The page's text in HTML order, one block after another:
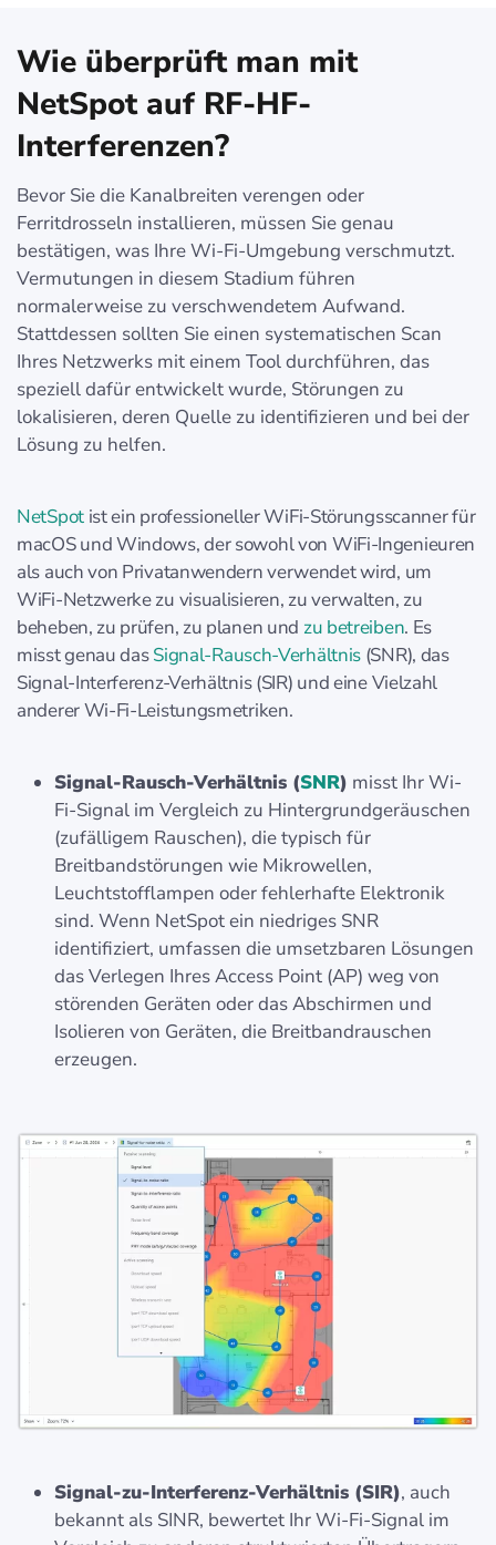
Wie überprüft man mit
NetSpot auf RF-HF-
Interferenzen?
Bevor Sie die Kanalbreiten verengen oder
Ferritdrosseln installieren, müssen Sie genau
bestätigen, was Ihre Wi-Fi-Umgebung verschmutzt.
Vermutungen in diesem Stadium führen
normalerweise zu verschwendetem Aufwand.
Stattdessen sollten Sie einen systematischen Scan
Ihres Netzwerks mit einem Tool durchführen, das
speziell dafür entwickelt wurde, Störungen zu
lokalisieren, deren Quelle zu identifizieren und bei der
Lösung zu helfen.
NetSpotist ein professioneller WiFi-Störungsscanner für
macOS und Windows, der sowohl von WiFi-Ingenieuren
als auch von Privatanwendern verwendet wird, um
WiFi-Netzwerke zu visualisieren, zu verwalten, zu
beheben, zu prüfen, zu planen und zu betreiben. Es
misst genau dasSignal-Rausch-Verhältnis (SNR), das
Signal-Interferenz-Verhältnis (SIR) und eine Vielzahl
anderer Wi-Fi-Leistungsmetriken.
Signal-Rausch-Verhältnis (SNR) misst Ihr Wi-
Fi-Signal im Vergleich zu Hintergrundgeräuschen
(zufälligem Rauschen), die typisch für
Breitbandstörungen wie Mikrowellen,
Leuchtstofflampen oder fehlerhafte Elektronik
sind. Wenn NetSpot ein niedriges SNR
identifiziert, umfassen die umsetzbaren Lösungen
das Verlegen Ihres Access Point (AP) weg von
störenden Geräten oder das Abschirmen und
Isolieren von Geräten, die Breitbandrauschen
erzeugen.
Signal-zu-Interferenz-Verhältnis (SIR), auch
bekannt als SINR, bewertet Ihr Wi-Fi-Signal im